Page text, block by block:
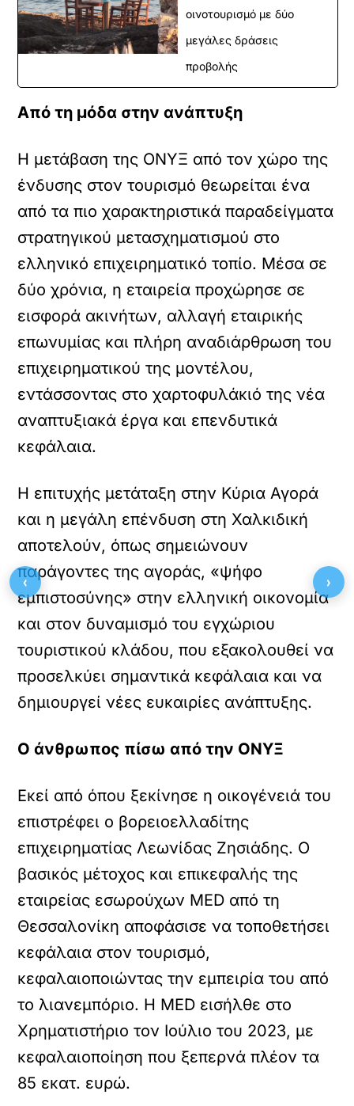
οινοτουρισμό με δύο
μεγάλες δράσεις
προβολής
Από τη μόδα στην ανάπτυξη
Η μετάβαση της ΟΝΥΞ από τον χώρο της
ένδυσης στον τουρισμό θεωρείται ένα
από τα πιο χαρακτηριστικά παραδείγματα
στρατηγικού μετασχηματισμού στο
ελληνικό επιχειρηματικό τοπίο. Μέσα σε
δύο χρόνια, η εταιρεία προχώρησε σε
εισφορά ακινήτων, αλλαγή εταιρικής
επωνυμίας και πλήρη αναδιάρθρωση του
επιχειρηματικού της μοντέλου,
εντάσσοντας στο χαρτοφυλάκιό της νέα
αναπτυξιακά έργα και επενδυτικά
κεφάλαια.
Η επιτυχής μετάταξη στην Κύρια Αγορά
και η μεγάλη επένδυση στη Χαλκιδική
αποτελούν, όπως σημειώνουν
παράγοντες της αγοράς, «ψήφο
εμπιστοσύνης» στην ελληνική οικονομία
και στον δυναμισμό του εγχώριου
τουριστικού κλάδου, που εξακολουθεί να
προσελκύει σημαντικά κεφάλαια και να
δημιουργεί νέες ευκαιρίες ανάπτυξης.
Ο άνθρωπος πίσω από την ΟΝΥΞ
Εκεί από όπου ξεκίνησε η οικογένειά του
επιστρέφει ο βορειοελλαδίτης
επιχειρηματίας Λεωνίδας Ζησιάδης. Ο
βασικός μέτοχος και επικεφαλής της
εταιρείας εσωρούχων MED από τη
Θεσσαλονίκη αποφάσισε να τοποθετήσει
κεφάλαια στον τουρισμό,
κεφαλαιοποιώντας την εμπειρία του από
το λιανεμπόριο. Η MED εισήλθε στο
Χρηματιστήριο τον Ιούλιο του 2023, με
κεφαλαιοποίηση που ξεπερνά πλέον τα
85 εκατ. ευρώ.
‹ ›